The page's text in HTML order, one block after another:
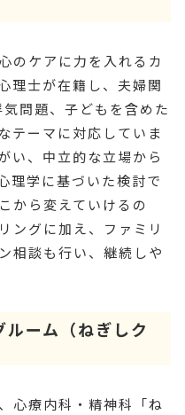
のケアに力を入れるカ
理士が在籍し、夫婦関
問題、子どもを含めた
テーマに対応していま
い、中立的な立場から
理学に基づいた検討で
から変えていけるの
ングに加え、ファミリ
相談も行い、継続しや
ーム（ねぎしク
心療内科・精神科「ね